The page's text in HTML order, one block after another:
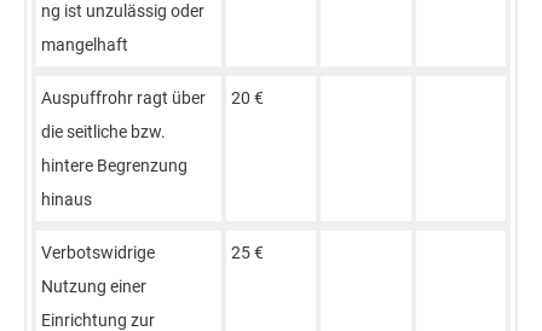
ng ist unzulässig oder
mangelhaft
Auspuffrohr ragt über
die seitliche bzw.
hintere Begrenzung
hinaus
20 €
Verbotswidrige
Nutzung einer
Einrichtung zur
25 €